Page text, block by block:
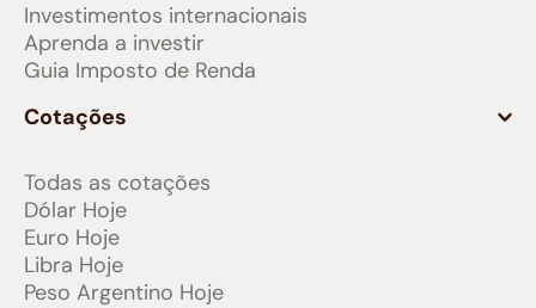
Investimentos internacionais
Aprenda a investir
Guia Imposto de Renda
Cotações
Todas as cotações
Dólar Hoje
Euro Hoje
Libra Hoje
Peso Argentino Hoje